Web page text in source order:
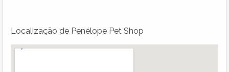
Localização de Penélope Pet Shop